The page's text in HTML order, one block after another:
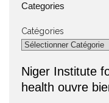
Categories
Catégories
Niger Institute
health ouvre